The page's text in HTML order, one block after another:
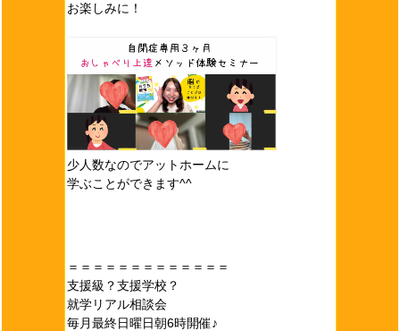
お楽しみに！
少人数なのでアットホームに
学ぶことができます^^
＝＝＝＝＝＝＝＝＝＝＝＝＝
支援級？支援学校？
就学リアル相談会
毎月最終日曜日朝6時開催♪